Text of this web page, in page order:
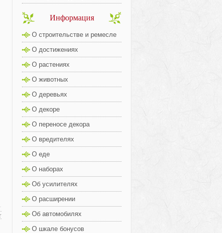
Информация
О строительстве и ремесле
О достижениях
О растениях
О животных
О деревьях
О декоре
О переносе декора
О вредителях
О еде
О наборах
Об усилителях
О расширении
Об автомобилях
О шкале бонусов